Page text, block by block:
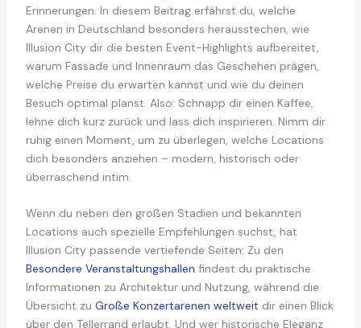
Erinnerungen. In diesem Beitrag erfährst du, welche
Arenen in Deutschland besonders herausstechen, wie
Illusion City dir die besten Event-Highlights aufbereitet,
warum Fassade und Innenraum das Geschehen prägen,
welche Preise du erwarten kannst und wie du deinen
Besuch optimal planst. Also: Schnapp dir einen Kaffee,
lehne dich kurz zurück und lass dich inspirieren. Nimm dir
ruhig einen Moment, um zu überlegen, welche Locations
dich besonders anziehen – modern, historisch oder
überraschend intim.
Wenn du neben den großen Stadien und bekannten
Locations auch spezielle Empfehlungen suchst, hat
Illusion City passende vertiefende Seiten: Zu den
Besondere Veranstaltungshallen findest du praktische
Informationen zu Architektur und Nutzung, während die
Übersicht zu Große Konzertarenen weltweit dir einen Blick
über den Tellerrand erlaubt. Und wer historische Eleganz